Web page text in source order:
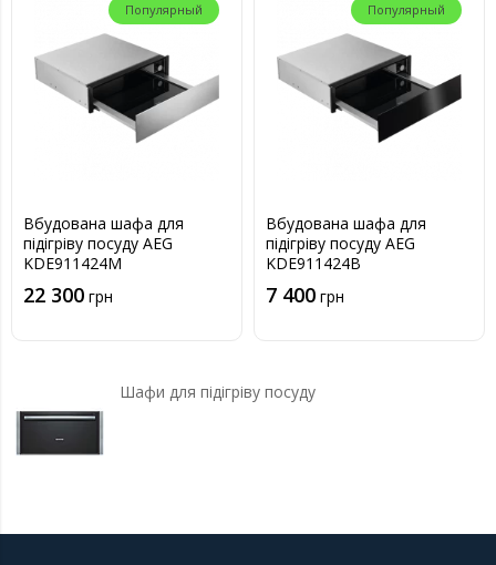
Популярный
Вбудована шафа для
підігріву посуду AEG
KDE911424M
22 300 грн
Популярный
Вбудована шафа для
підігріву посуду AEG
KDE911424B
7 400 грн
Шафи для підігріву посуду